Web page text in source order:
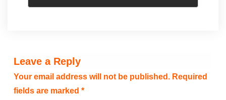
Leave a Reply
Your email address will not be published. Required
fields are marked *